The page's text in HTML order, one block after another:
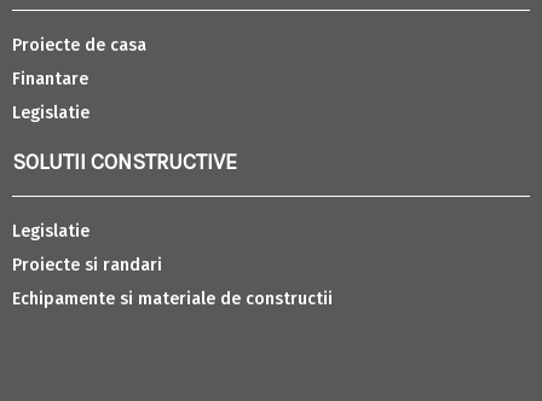
Proiecte de casa
Finantare
Legislatie
SOLUTII CONSTRUCTIVE
Legislatie
Proiecte si randari
Echipamente si materiale de constructii